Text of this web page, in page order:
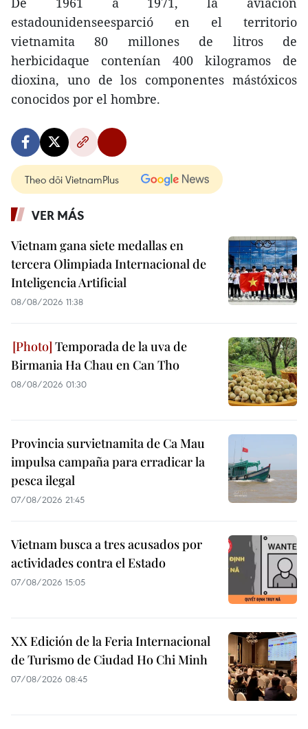
estadounidenseesparció en el territorio
vietnamita 80 millones de litros de
herbicidaque contenían 400 kilogramos de
dioxina, uno de los componentes mástóxicos
conocidos por el hombre.
Theo dõi VietnamPlus
VER MÁS
Vietnam gana siete medallas en
tercera Olimpiada Internacional de
Inteligencia Artificial
08/08/2026 11:38
Temporada de la uva de
Birmania Ha Chau en Can Tho
08/08/2026 01:30
Provincia survietnamita de Ca Mau
impulsa campaña para erradicar la
pesca ilegal
07/08/2026 21:45
Vietnam busca a tres acusados por
actividades contra el Estado
07/08/2026 15:05
XX Edición de la Feria Internacional
de Turismo de Ciudad Ho Chi Minh
07/08/2026 08:45